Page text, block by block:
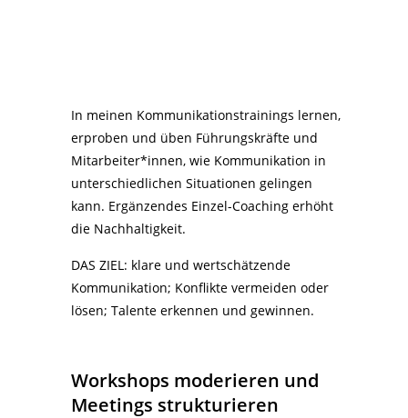
In meinen Kommunikationstrainings lernen,
erproben und üben Führungskräfte und
Mitarbeiter*innen, wie Kommunikation in
unterschiedlichen Situationen gelingen
kann. Ergänzendes Einzel-Coaching erhöht
die Nachhaltigkeit.
DAS ZIEL: klare und wertschätzende
Kommunikation; Konflikte vermeiden oder
lösen; Talente erkennen und gewinnen.
Workshops moderieren und
Meetings strukturieren